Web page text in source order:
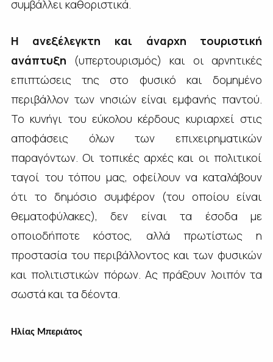
συμβάλλει καθοριστικά.
Η ανεξέλεγκτη και άναρχη τουριστική
ανάπτυξη (υπερτουρισμός) και οι αρνητικές
επιπτώσεις της στο φυσικό και δομημένο
περιβάλλον των νησιών είναι εμφανής παντού.
Το κυνήγι του εύκολου κέρδους κυριαρχεί στις
αποφάσεις όλων των επιχειρηματικών
παραγόντων. Οι τοπικές αρχές και οι πολιτικοί
ταγοί του τόπου μας, οφείλουν να καταλάβουν
ότι το δημόσιο συμφέρον (του οποίου είναι
θεματοφύλακες), δεν είναι τα έσοδα με
οποιοδήποτε κόστος, αλλά πρωτίστως η
προστασία του περιβάλλοντος και των φυσικών
και πολιτιστικών πόρων. Ας πράξουν λοιπόν τα
σωστά και τα δέοντα.
Ηλίας Μπεριάτος